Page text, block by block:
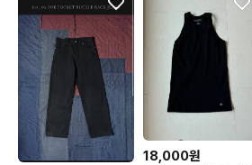
18,000원